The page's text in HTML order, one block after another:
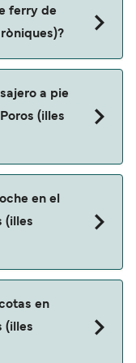
ferry de
consultar
las
de las
a pie
(illes
en el
(illes
en
(illes